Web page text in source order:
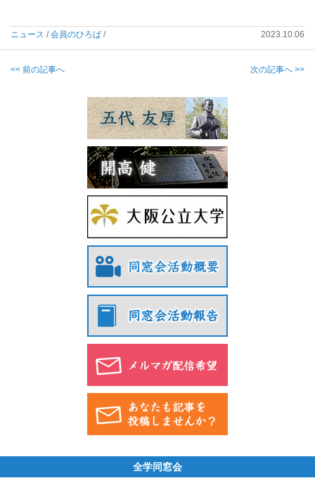
ニュース /会員のひろば / 2023.10.06
<< 前の記事へ 次の記事へ >>
全学同窓会